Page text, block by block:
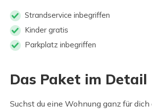
Strandservice inbegriffen
Kinder gratis
Parkplatz inbegriffen
Das Paket im Detail
Suchst du eine Wohnung ganz für